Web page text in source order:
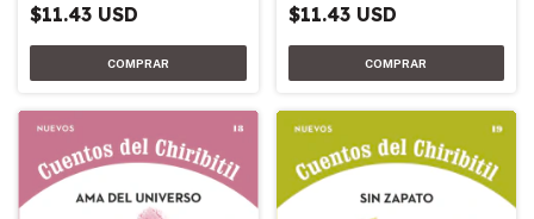
$11.43 USD $11.43 USD